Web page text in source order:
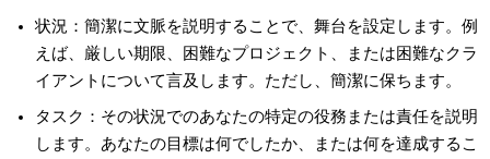
状況 ：簡潔に文脈を説明することで、舞台を設定します。例
えば、厳しい期限、困難なプロジェクト、または困難なクラ
イアントについて言及します。ただし、簡潔に保ちます。
タスク ：その状況でのあなたの特定の役務または責任を説明
します。あなたの目標は何でしたか、または何を達成するこ